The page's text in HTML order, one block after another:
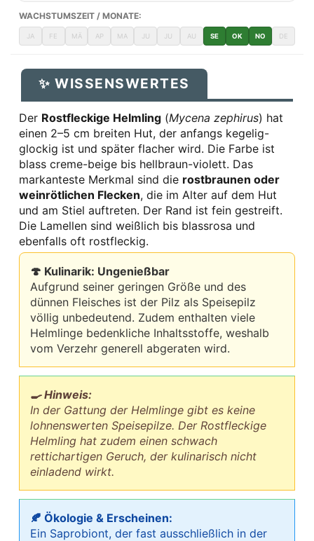
WACHSTUMSZEIT / MONATE:
JA FE MÄ AP MA JU JU AU SE OK NO DE
✨ WISSENSWERTES
Der Rostfleckige Helmling (Mycena zephirus) hat
einen 2–5 cm breiten Hut, der anfangs kegelig-
glockig ist und später flacher wird. Die Farbe ist
blass creme-beige bis hellbraun-violett. Das
markanteste Merkmal sind die rostbraunen oder
weinrötlichen Flecken, die im Alter auf dem Hut
und am Stiel auftreten. Der Rand ist fein gestreift.
Die Lamellen sind weißlich bis blassrosa und
ebenfalls oft rostfleckig.
🍄 Kulinarik: Ungenießbar
Aufgrund seiner geringen Größe und des
dünnen Fleisches ist der Pilz als Speisepilz
völlig unbedeutend. Zudem enthalten viele
Helmlinge bedenkliche Inhaltsstoffe, weshalb
vom Verzehr generell abgeraten wird.
🍳 Hinweis:
In der Gattung der Helmlinge gibt es keine
lohnenswerten Speisepilze. Der Rostfleckige
Helmling hat zudem einen schwach
rettichartigen Geruch, der kulinarisch nicht
einladend wirkt.
🍂 Ökologie & Erscheinen:
Ein Saprobiont, der fast ausschließlich in der